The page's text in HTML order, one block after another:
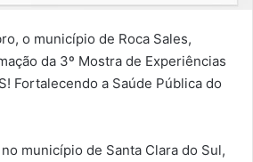
o município de Roca Sales,
da 3º Mostra de Experiências
Fortalecendo a Saúde Pública do
município de Santa Clara do Sul,